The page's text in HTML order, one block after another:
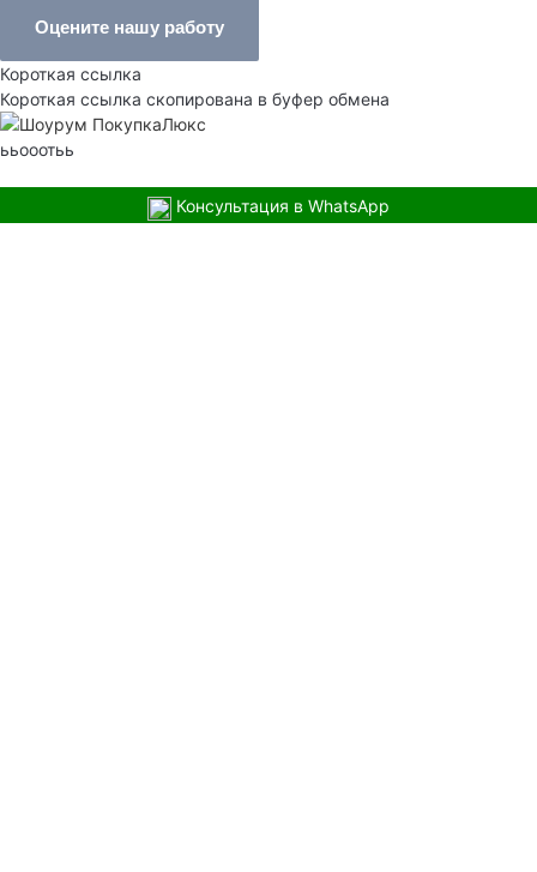
Оцените нашу работу
Короткая ссылка
Короткая ссылка скопирована в буфер обмена
ььооотьь
Консультация в WhatsApp